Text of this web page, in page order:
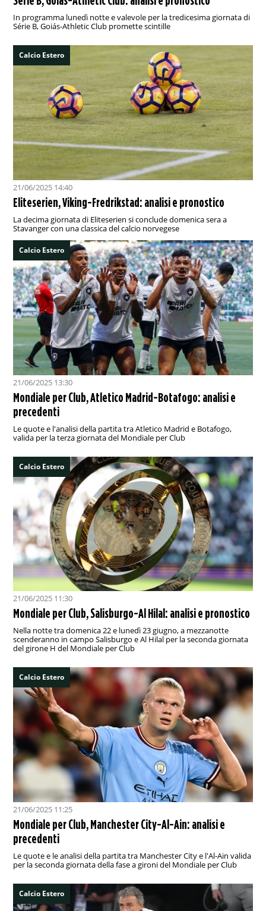
In programma lunedì notte e valevole per la tredicesima giornata di
Série B, Goiás-Athletic Club promette scintille
Calcio Estero
21/06/2025 14:40
Eliteserien, Viking-Fredrikstad: analisi e pronostico
La decima giornata di Eliteserien si conclude domenica sera a
Stavanger con una classica del calcio norvegese
Calcio Estero
21/06/2025 13:30
Mondiale per Club, Atletico Madrid-Botafogo: analisi e
precedenti
Le quote e l'analisi della partita tra Atletico Madrid e Botafogo,
valida per la terza giornata del Mondiale per Club
Calcio Estero
21/06/2025 11:30
Mondiale per Club, Salisburgo-Al Hilal: analisi e pronostico
Nella notte tra domenica 22 e lunedì 23 giugno, a mezzanotte
scenderanno in campo Salisburgo e Al Hilal per la seconda giornata
del girone H del Mondiale per Club
Calcio Estero
21/06/2025 11:25
Mondiale per Club, Manchester City-Al-Ain: analisi e
precedenti
Le quote e le analisi della partita tra Manchester City e l'Al-Ain valida
per la seconda giornata della fase a gironi del Mondiale per Club
Calcio Estero